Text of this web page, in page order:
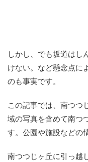
しかし、でも坂道はし
けない。など懸念点に
のも事実です。
この記事では、南つつ
域の写真を含めて南つ
す。公園や施設などの
南つつじヶ丘に引っ越